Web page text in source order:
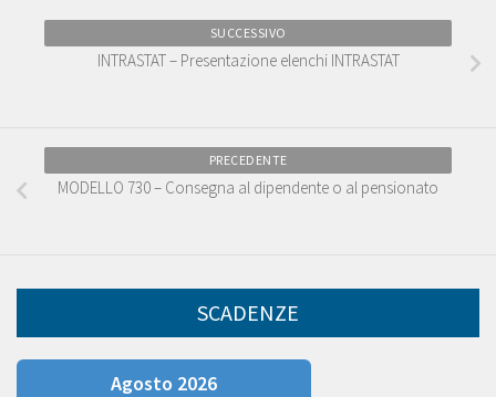
SUCCESSIVO
INTRASTAT – Presentazione elenchi INTRASTAT
PRECEDENTE
MODELLO 730 – Consegna al dipendente o al pensionato
SCADENZE
Agosto 2026